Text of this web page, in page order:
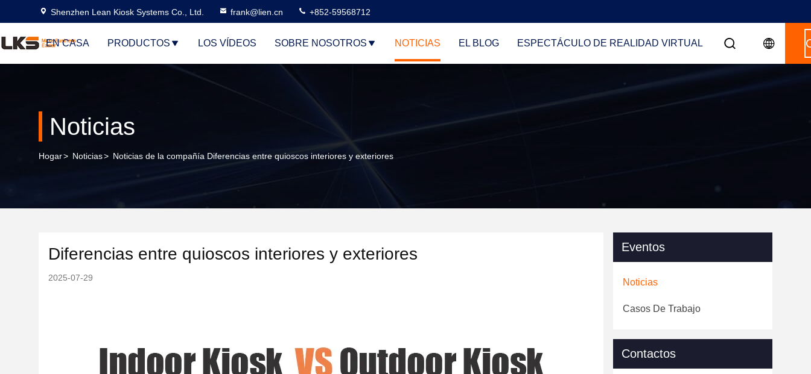
Shenzhen Lean Kiosk Systems Co., Ltd. frank@lien.cn +852-59568712
EN CASA PRODUCTOS LOS VÍDEOS SOBRE NOSOTROS NOTICIAS EL BLOG ESPECTÁCULO DE REALIDAD VIRTUAL
Noticias
Hogar> Noticias> Noticias de la compañía Diferencias entre quioscos interiores y exteriores
Diferencias entre quioscos interiores y exteriores
2025-07-29
Eventos
Noticias
Casos De Trabajo
Contactos